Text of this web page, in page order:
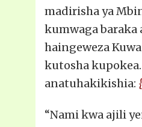
madirisha ya
kumwaga baraka
haingeweza
kutosha
anatuhakikishia:
“Nami kwa ajili